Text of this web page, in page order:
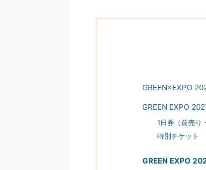
GREEN×EXPO
GREEN EXPO
1日券（前売り
特別チケット
GREEN EXPO